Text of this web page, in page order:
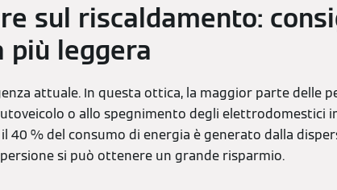
sul riscaldamento:
più leggera
attuale. In questa ottica, la maggior parte delle
o allo spegnimento degli elettrodomestici
40 % del consumo di energia è generato dalla
si può ottenere un grande risparmio.